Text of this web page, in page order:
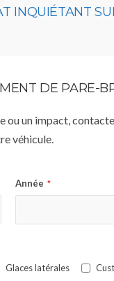
INQUIÉTANT
DE PARE-
ou un impact,
véhicule.
Année *
Glaces latérales